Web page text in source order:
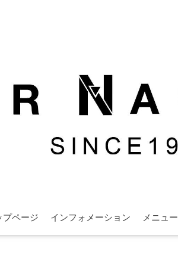
プページ インフォメーション メニュー